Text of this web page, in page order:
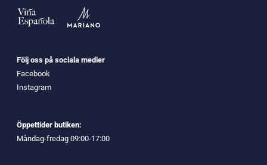
Följ oss på sociala medier
Facebook
Instagram
Öppettider butiken:
Måndag-fredag 09:00-17:00